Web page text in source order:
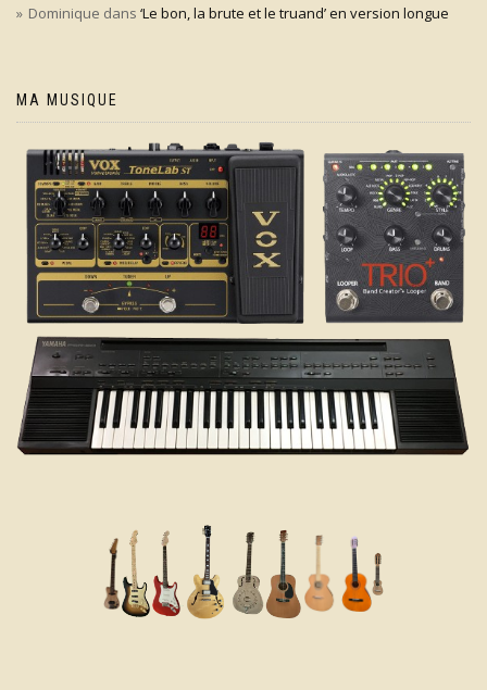
Dominique dans ‘Le bon, la brute et le truand’ en version longue
MA MUSIQUE